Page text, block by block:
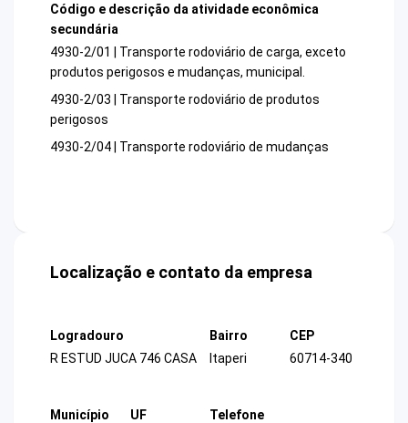
Código e descrição da atividade econômica
secundária
4930-2/01 | Transporte rodoviário de carga, exceto
produtos perigosos e mudanças, municipal.
4930-2/03 | Transporte rodoviário de produtos
perigosos
4930-2/04 | Transporte rodoviário de mudanças
Localização e contato da empresa
Logradouro
R ESTUD JUCA 746 CASA
Bairro
Itaperi
CEP
60714-340
Município
UF
Telefone